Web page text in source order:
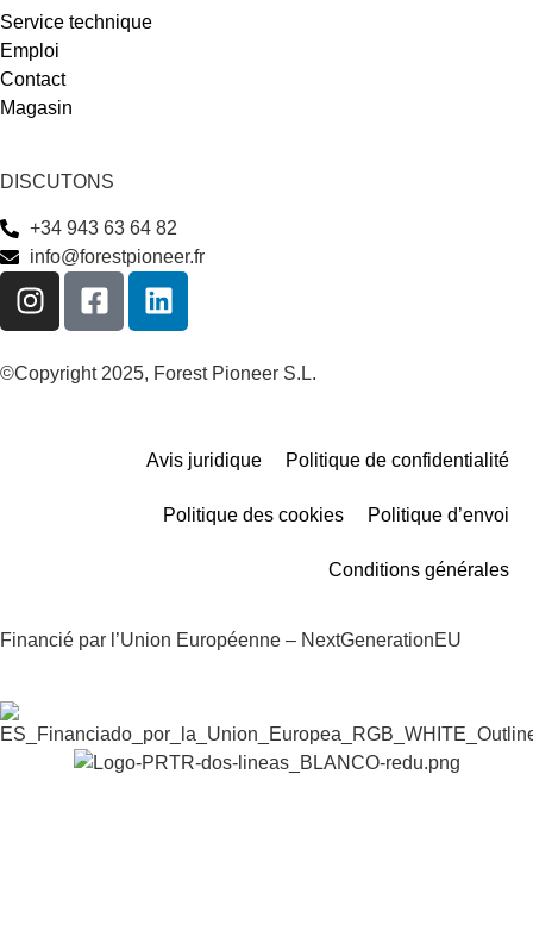
Service technique
Emploi
Contact
Magasin
DISCUTONS
+34 943 63 64 82
info@forestpioneer.fr
©Copyright 2025, Forest Pioneer S.L.
Avis juridique Politique de confidentialité
Politique des cookies Politique d’envoi
Conditions générales
Financié par l’Union Européenne – NextGenerationEU